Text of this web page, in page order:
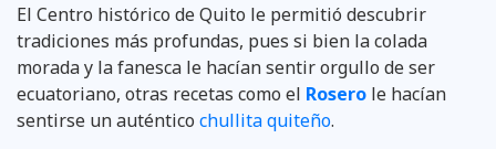
El Centro histórico de Quito le permitió descubrir
tradiciones más profundas, pues si bien la colada
morada y la fanesca le hacían sentir orgullo de ser
ecuatoriano, otras recetas como el Rosero le hacían
sentirse un auténtico chullita quiteño.